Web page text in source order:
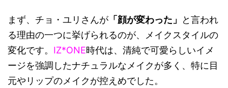
まず、チョ・ユリさんが 「顔が変わった」
と言われ
る理由の一つに挙げられるのが、メイクスタイルの
変化です。 IZ*ONE時代は、清純で可愛らしいイメ
ージを強調したナチュラルなメイクが多く、特に目
元やリップのメイクが控えめでした。